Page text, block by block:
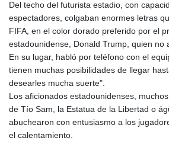
Del techo del futurista estadio, con
espectadores, colgaban enormes letras
FIFA, en el color dorado preferido por el
estadounidense, Donald Trump, quien no
En su lugar, habló por teléfono con el
tienen muchas posibilidades de llegar
desearles mucha suerte".
Los aficionados estadounidenses,
de Tío Sam, la Estatua de la Libertad o
abuchearon con entusiasmo a los
el calentamiento.